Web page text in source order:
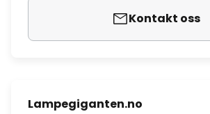
Kontakt oss
Lampegiganten.no